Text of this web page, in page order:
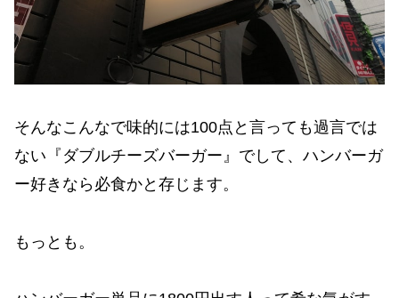
そんなこんなで味的には100点と言っても過言では
ない『ダブルチーズバーガー』でして、ハンバーガ
ー好きなら必食かと存じます。
もっとも。